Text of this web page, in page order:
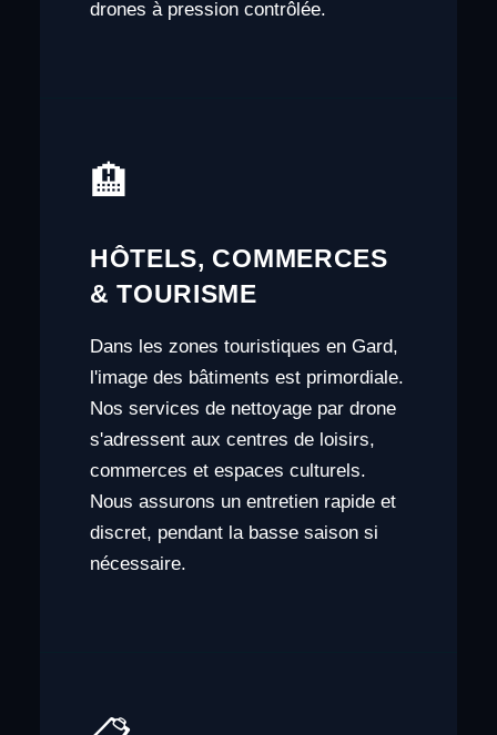
drones à pression contrôlée.
🏨
HÔTELS, COMMERCES
& TOURISME
Dans les zones touristiques en Gard,
l'image des bâtiments est primordiale.
Nos services de nettoyage par drone
s'adressent aux centres de loisirs,
commerces et espaces culturels.
Nous assurons un entretien rapide et
discret, pendant la basse saison si
nécessaire.